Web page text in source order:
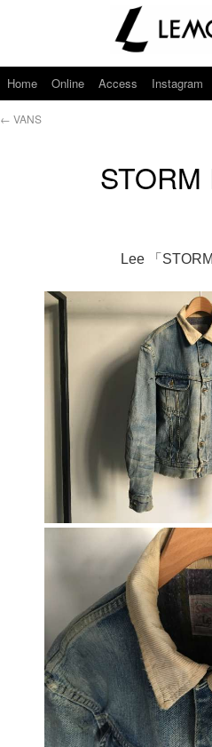
Home Online Access Instagram
← VANS
STORM
Lee 「